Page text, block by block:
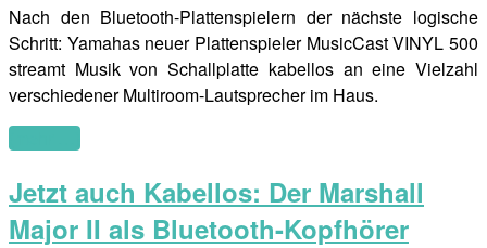
Nach den Bluetooth-Plattenspielern der nächste logische
Schritt: Yamahas neuer Plattenspieler MusicCast VINYL 500
streamt Musik von Schallplatte kabellos an eine Vielzahl
verschiedener Multiroom-Lautsprecher im Haus.
Jetzt auch Kabellos: Der Marshall
Major II als Bluetooth-Kopfhörer